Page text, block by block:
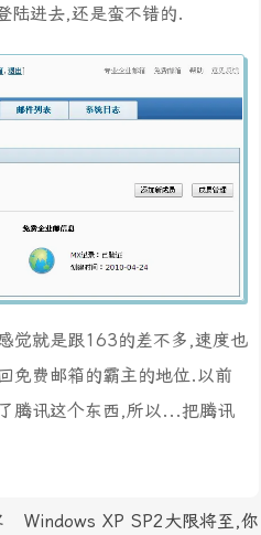
陆进去,还是蛮不错的.
觉就是跟163的差不多,速度也
免费邮箱的霸主的地位.以前
腾讯这个东西,所以...把腾讯
Windows XP SP2大限将至,你